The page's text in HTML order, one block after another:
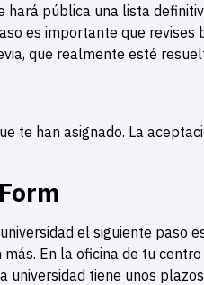
pública una lista
es importante que revises
que realmente esté
te han asignado. La
el siguiente paso
En la oficina de tu
universidad tiene unos